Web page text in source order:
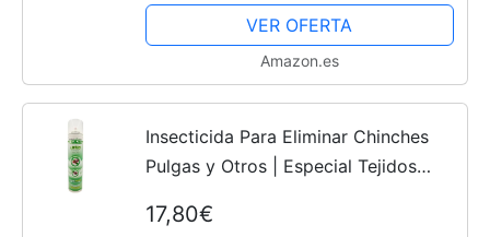
VER OFERTA
Amazon.es
Insecticida Para Eliminar Chinches
Pulgas y Otros | Especial Tejidos
Aerosol 300ml
17,80€